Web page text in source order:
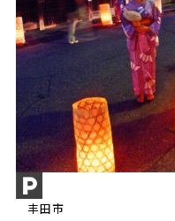
丰田市